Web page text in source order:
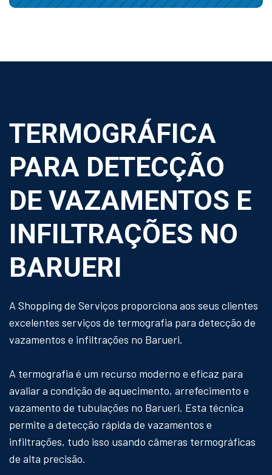
TERMOGRÁFICA
PARA DETECÇÃO
DE VAZAMENTOS E
INFILTRAÇÕES NO
BARUERI
A Shopping de Serviços proporciona aos seus clientes
excelentes serviços de termografia para detecção de
vazamentos e infiltrações no Barueri.
A termografia é um recurso moderno e eficaz para
avaliar a condição de aquecimento, arrefecimento e
vazamento de tubulações no Barueri. Esta técnica
permite a detecção rápida de vazamentos e
infiltrações, tudo isso usando câmeras termográficas
de alta precisão.